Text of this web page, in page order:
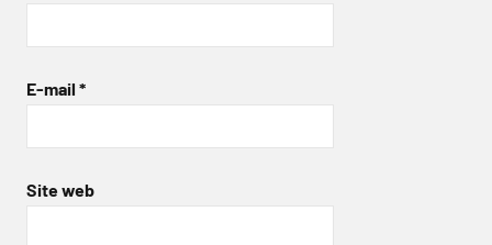
E-mail *
Site web